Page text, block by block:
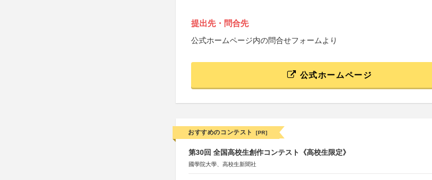
提出先・問合先
公式ホームページ内の問合せフォームより
公式ホームページ
おすすめのコンテスト [PR]
第30回 全国高校生創作コンテスト《高校生限定》
國學院大學、高校生新聞社